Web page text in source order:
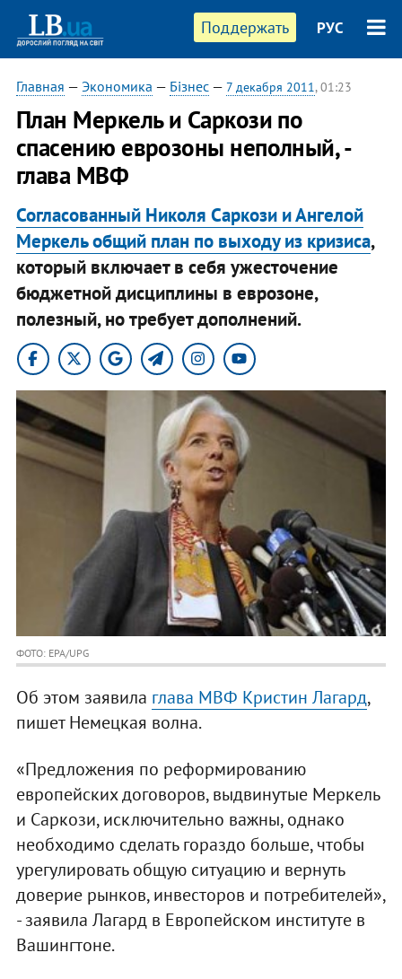
Поддержать РУС
Главная — Экономика — Бізнес— 7 декабря 2011, 01:23
​План Меркель и Саркози по
спасению еврозоны неполный, -
глава МВФ
Согласованный Николя Саркози и Ангелой
Меркель общий план по выходу из кризиса,
который включает в себя ужесточение
бюджетной дисциплины в еврозоне,
полезный, но требует дополнений.
ФОТО: EPA/UPG
Об этом заявила глава МВФ Кристин Лагард,
пишет Немецкая волна.
«Предложения по реформированию
европейских договоров, выдвинутые Меркель
и Саркози, исключительно важны, однако
необходимо сделать гораздо больше, чтобы
урегулировать общую ситуацию и вернуть
доверие рынков, инвесторов и потребителей»,
- заявила Лагард в Европейском институте в
Вашингтоне.